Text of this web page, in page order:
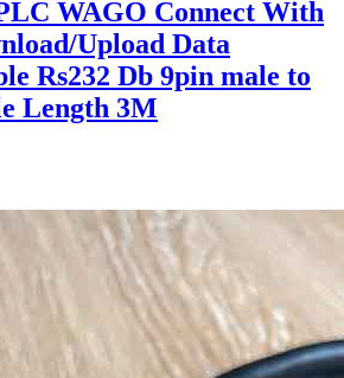
WAGO Connect With
Upload Data
Rs232 Db 9pin male to
Length 3M